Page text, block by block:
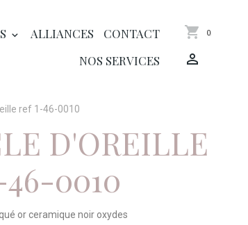
ALLIANCES
CONTACT
NOS SERVICES
0
ref 1-46-0010
D'OREILLE
46-0010
or ceramique noir oxydes